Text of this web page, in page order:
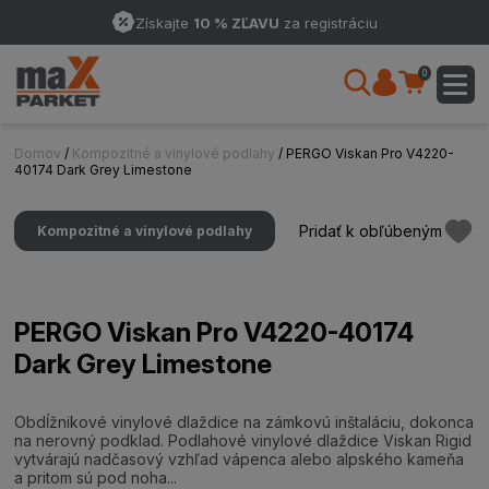
Získajte 10 % ZĽAVU za registráciu
0
Domov / Kompozitné a vinylové podlahy / PERGO Viskan Pro V4220-
40174 Dark Grey Limestone
Kompozitné a vinylové podlahy Pridať k obľúbeným
PERGO Viskan Pro V4220-40174
Dark Grey Limestone
Obdĺžnikové vinylové dlaždice na zámkovú inštaláciu, dokonca
na nerovný podklad. Podlahové vinylové dlaždice Viskan Rigid
vytvárajú nadčasový vzhľad vápenca alebo alpského kameňa
a pritom sú pod noha...